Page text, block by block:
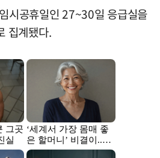
시공휴일인 27~30일 응급실을
집계됐다.